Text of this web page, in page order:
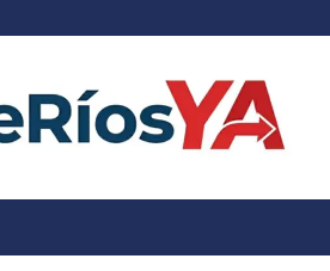
Ríos
ahora